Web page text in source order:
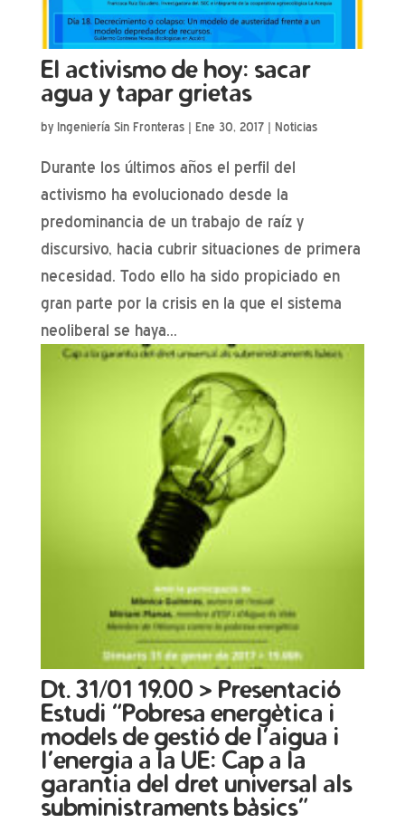
El activismo de hoy: sacar
agua y tapar grietas
by Ingeniería Sin Fronteras| Ene 30, 2017| Noticias
Durante los últimos años el perfil del
activismo ha evolucionado desde la
predominancia de un trabajo de raíz y
discursivo, hacia cubrir situaciones de primera
necesidad. Todo ello ha sido propiciado en
gran parte por la crisis en la que el sistema
neoliberal se haya...
Dt. 31/01 19.00 > Presentació
Estudi “Pobresa energètica i
models de gestió de l’aigua i
l’energia a la UE: Cap a la
garantia del dret universal als
subministraments bàsics”